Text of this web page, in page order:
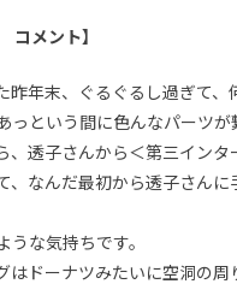
コメント】
昨年末、ぐるぐるし過ぎて
っという間に色んなパーツ
、透子さんから＜第三インタ
、なんだ最初から透子さんに
な気持ちです。
はドーナツみたいに空洞の